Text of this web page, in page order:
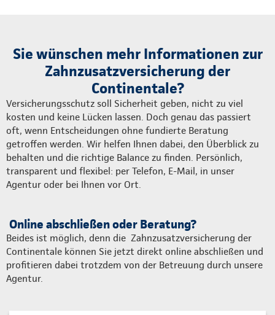
Sie wünschen mehr Informationen zur
Zahnzusatzversicherung der
Continentale?
Versicherungsschutz soll Sicherheit geben, nicht zu viel
kosten und keine Lücken lassen. Doch genau das passiert
oft, wenn Entscheidungen ohne fundierte Beratung
getroffen werden. Wir helfen Ihnen dabei, den Überblick zu
behalten und die richtige Balance zu finden. Persönlich,
transparent und flexibel: per Telefon, E-Mail, in unser
Agentur oder bei Ihnen vor Ort.
Online abschließen oder Beratung?
Beides ist möglich, denn die Zahnzusatzversicherung der
Continentale können Sie jetzt direkt online abschließen und
profitieren dabei trotzdem von der Betreuung durch unsere
Agentur.